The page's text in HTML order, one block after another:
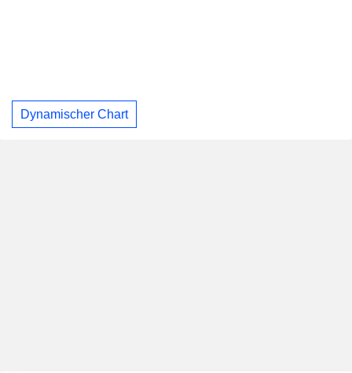
Dynamischer Chart